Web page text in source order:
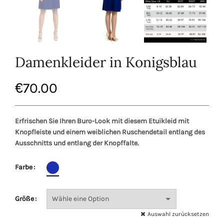
Damenkleider in Konigsblau
€70.00
Erfrischen Sie Ihren Buro-Look mit diesem Etuikleid mit
Knopfleiste und einem weiblichen Ruschendetail entlang des
Ausschnitts und entlang der Knopffalte.
Farbe
Größe
Auswahl zurücksetzen